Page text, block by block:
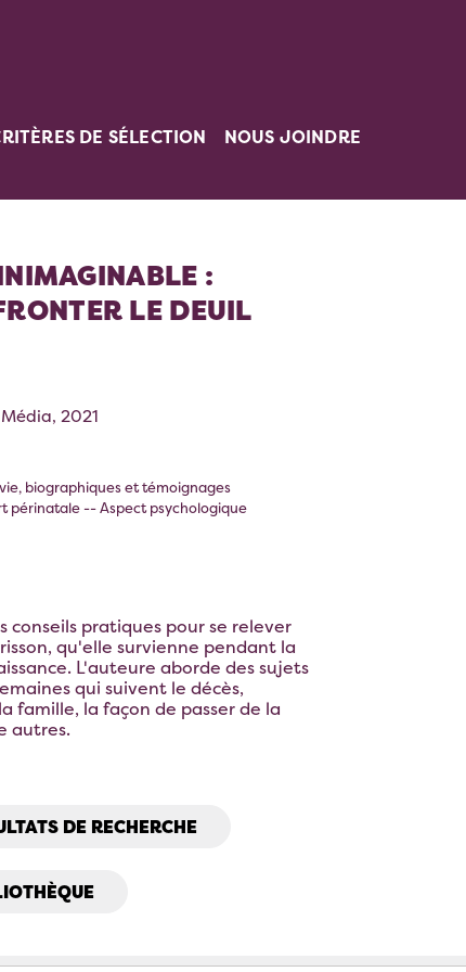
DE SÉLECTION NOUS JOINDRE
:
LE DEUIL
2021
biographiques et témoignages
périnatale -- Aspect psychologique
conseils pratiques pour se relever
qu'elle survienne pendant la
L'auteure aborde des sujets
qui suivent le décès,
famille, la façon de passer de la
autres.
DE RECHERCHE